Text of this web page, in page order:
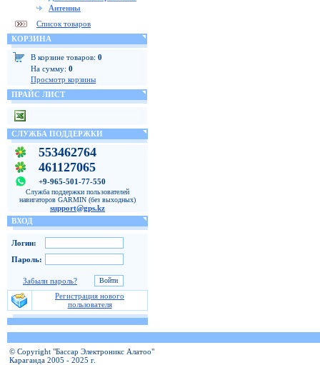
Антенны
Список товаров
КОРЗИНА
В корзине товаров: 0
На сумму: 0
Просмотр корзины
ПРАЙС ЛИСТ
СЛУЖБА ПОДДЕРЖКИ
553462764
461127065
+9-965-501-77-550
Служба поддержки пользователей
навигаторов GARMIN (без выходных)
support@gps.kz
ВХОД
Логин:
Пароль:
Забыли пароль?
Регистрация нового
пользователя
© Copyright "Бассар Электроникс Алатоо"
Караганда 2005 - 2025 г.